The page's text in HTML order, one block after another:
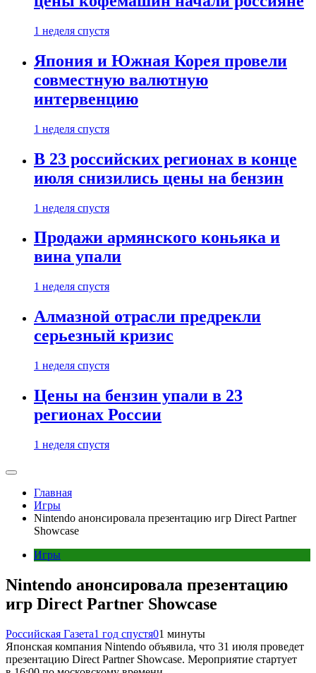
1 неделя спустя
Япония и Южная Корея провели
совместную валютную
интервенцию
1 неделя спустя
В 23 российских регионах в конце
июля снизились цены на бензин
1 неделя спустя
Продажи армянского коньяка и
вина упали
1 неделя спустя
Алмазной отрасли предрекли
серьезный кризис
1 неделя спустя
Цены на бензин упали в 23
регионах России
1 неделя спустя
Главная
Игры
Nintendo анонсировала презентацию игр Direct Partner
Showcase
Игры
Nintendo анонсировала презентацию
игр Direct Partner Showcase
Российская Газета1 год спустя01 минуты
Японская компания Nintendo объявила, что 31 июля проведет
презентацию Direct Partner Showcase. Мероприятие стартует